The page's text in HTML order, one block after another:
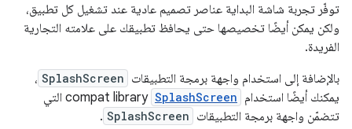
توفّر تجربة شاشة البداية عناصر تصميم عادية عند تشغيل كل تطبيق،
ولكن يمكن أيضًا تخصيصها حتى يحافظ تطبيقك على علامته التجارية
الفريدة.
بالإضافة إلى استخدام واجهة برمجة التطبيقات SplashScreen ،
يمكنك أيضًا استخدام SplashScreen
compat library التي
تتضمّن واجهة برمجة التطبيقات SplashScreen
.